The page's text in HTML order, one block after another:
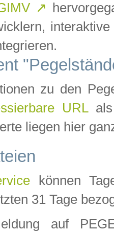
↗
zu den
URLals
liegen hier
können
31 Tage
auf